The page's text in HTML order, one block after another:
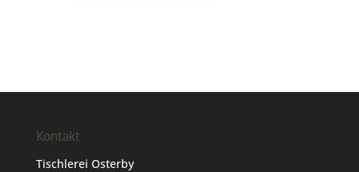
Kontakt
Tischlerei Osterby